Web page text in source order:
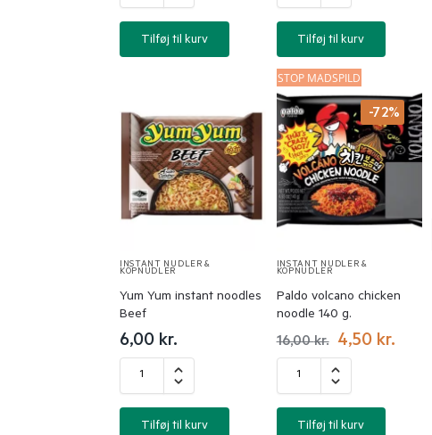
Tilføj til kurv Tilføj til kurv
INSTANT NUDLER &
KOPNUDLER
Yum Yum instant noodles
Beef
6,00 kr.
Tilføj til kurv
-72%
STOP MADSPILD
INSTANT NUDLER &
KOPNUDLER
Paldo volcano chicken
noodle 140 g.
16,00kr. 4,50 kr.
Tilføj til kurv